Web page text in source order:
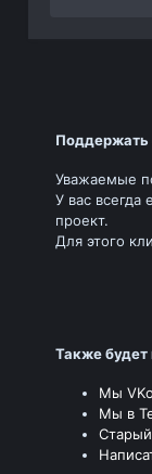
Поддержать
Уважаемые
У вас всегда
проект.
Для этого
Также будет
Мы
Мы в